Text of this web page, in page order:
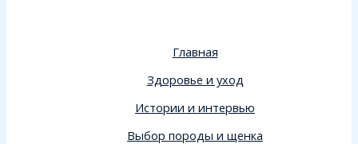
Главная
Здоровье и уход
Истории и интервью
Выбор породы и щенка